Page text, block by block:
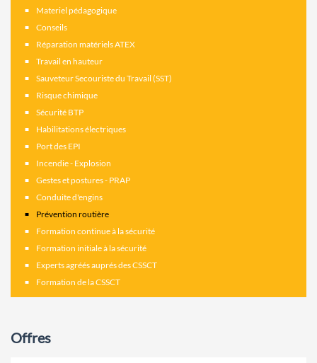
Materiel pédagogique
Conseils
Réparation matériels ATEX
Travail en hauteur
Sauveteur Secouriste du Travail (SST)
Risque chimique
Sécurité BTP
Habilitations électriques
Port des EPI
Incendie - Explosion
Gestes et postures - PRAP
Conduite d'engins
Prévention routière
Formation continue à la sécurité
Formation initiale à la sécurité
Experts agréés auprés des CSSCT
Formation de la CSSCT
Offres